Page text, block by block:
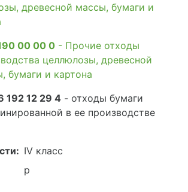
древесной массы, бумаги и
00 00 0 - Прочие отходы
целлюлозы, древесной
бумаги и картона
192 12 29 4 - отходы бумаги
в ее производстве
IV класс
р